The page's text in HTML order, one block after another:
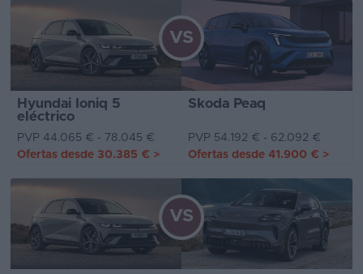
Hyundai Ioniq 5
eléctrico
Skoda Peaq
VS
PVP 44.065 € - 78.045 €
PVP 54.192 € - 62.092 €
Ofertas desde 30.385 € > Ofertas desde 41.900 € >
VS